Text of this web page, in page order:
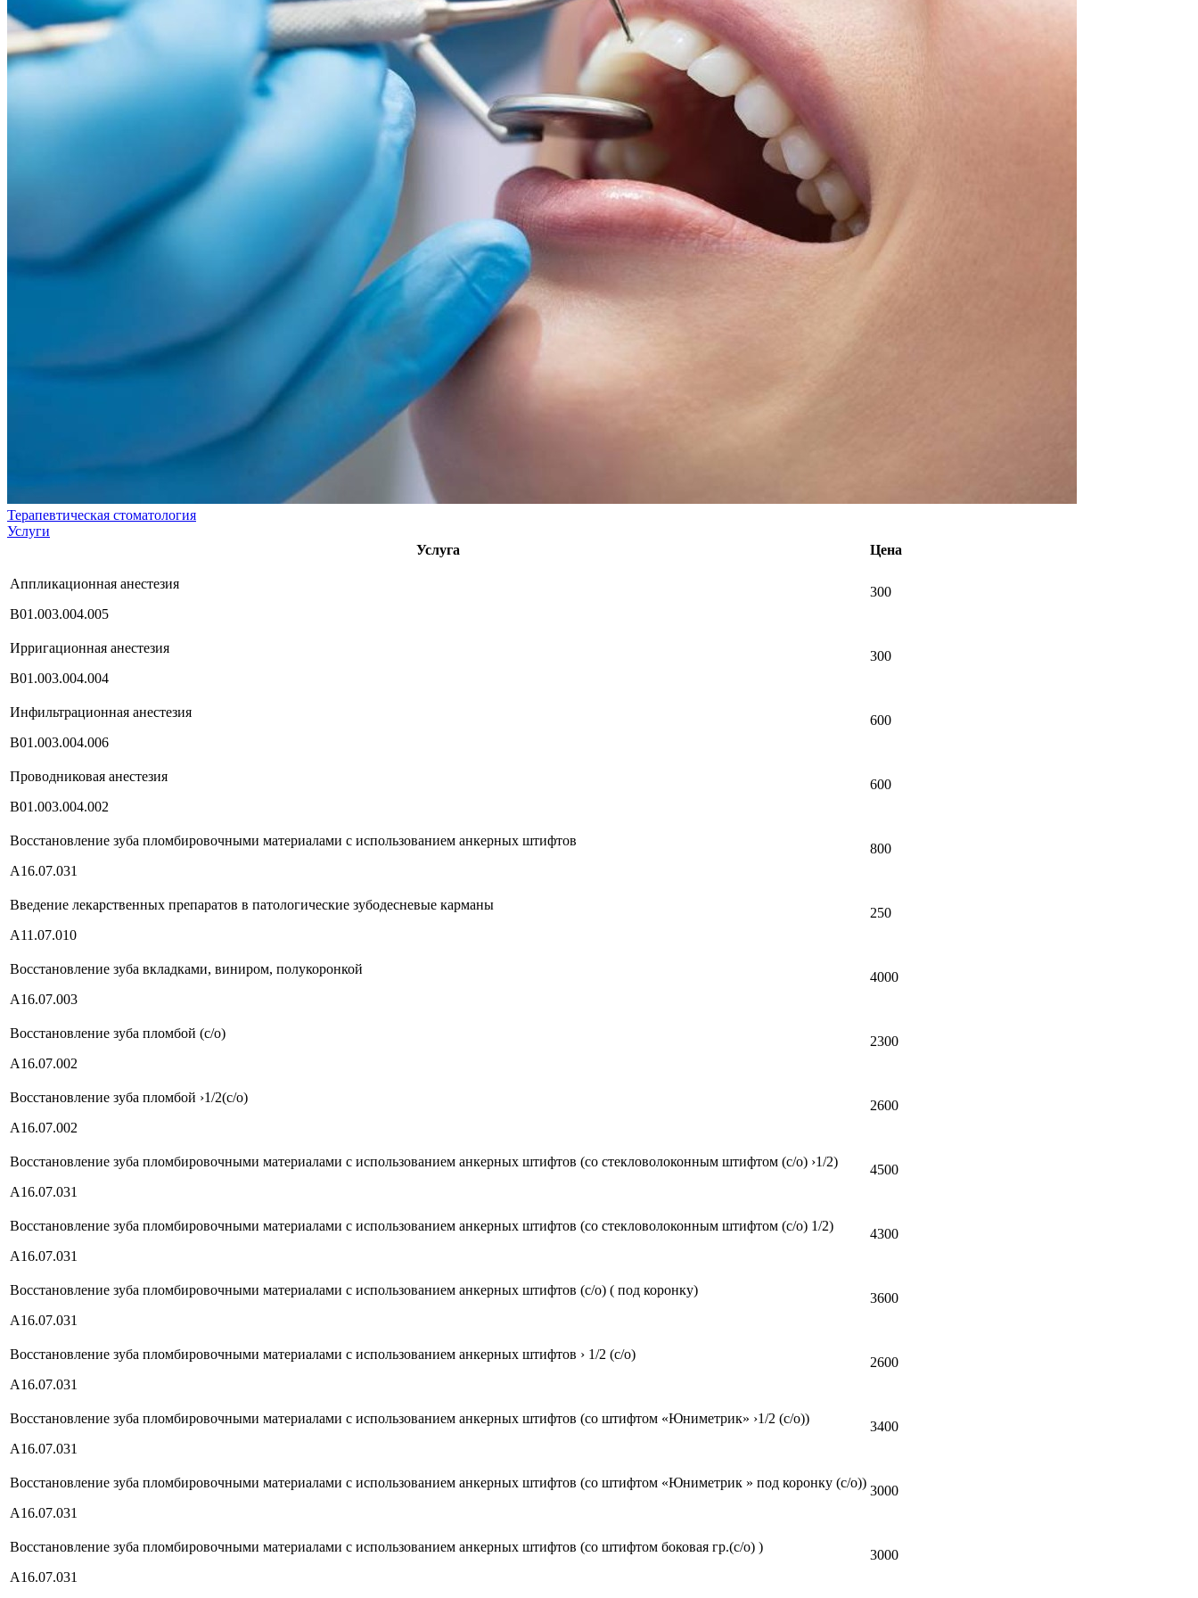
Терапевтическая стоматология
Услуги
Услуга
Цена
Аппликационная анестезия
В01.003.004.005
300
Ирригационная анестезия
В01.003.004.004
300
Инфильтрационная анестезия
В01.003.004.006
600
Проводниковая анестезия
В01.003.004.002
600
Восстановление зуба пломбировочными материалами с использованием анкерных штифтов
А16.07.031
800
Введение лекарственных препаратов в патологические зубодесневые карманы
А11.07.010
250
Восстановление зуба вкладками, виниром, полукоронкой
А16.07.003
4000
Восстановление зуба пломбой (с/о)
А16.07.002
2300
Восстановление зуба пломбой ›1/2(с/о)
А16.07.002
2600
Восстановление зуба пломбировочными материалами с использованием анкерных штифтов (со стекловолоконным штифтом (с/о) ›1/2)
А16.07.031
4500
Восстановление зуба пломбировочными материалами с использованием анкерных штифтов (со стекловолоконным штифтом (с/о) 1/2)
А16.07.031
4300
Восстановление зуба пломбировочными материалами с использованием анкерных штифтов (с/о) ( под коронку)
А16.07.031
3600
Восстановление зуба пломбировочными материалами с использованием анкерных штифтов › 1/2 (с/о)
А16.07.031
2600
Восстановление зуба пломбировочными материалами с использованием анкерных штифтов (со штифтом «Юниметрик» ›1/2 (с/о))
А16.07.031
3400
Восстановление зуба пломбировочными материалами с использованием анкерных штифтов (со штифтом «Юниметрик » под коронку (с/о))
А16.07.031
3000
Восстановление зуба пломбировочными материалами с использованием анкерных штифтов (со штифтом боковая гр.(с/о) )
А16.07.031
3000